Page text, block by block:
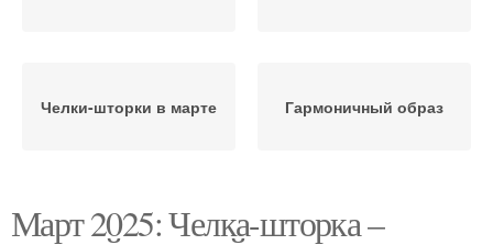
Челки-шторки в марте Гармоничный образ
Март 2025: Челка-шторка –